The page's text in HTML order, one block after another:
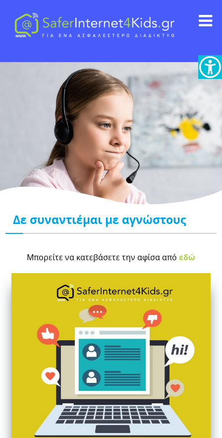
Δε συναντιέμαι με αγνώστους
Μπορείτε να κατεβάσετε την αφίσα από εδώ